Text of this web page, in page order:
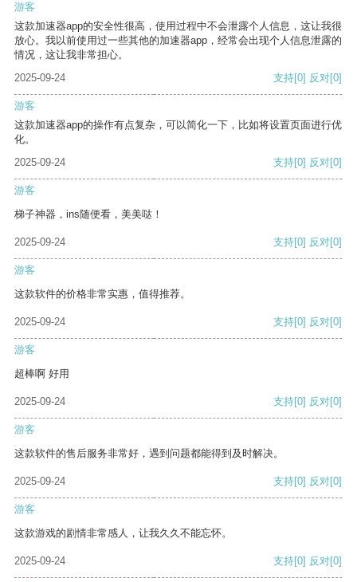
游客
这款加速器app的安全性很高，使用过程中不会泄露个人信息，这让我很
放心。我以前使用过一些其他的加速器app，经常会出现个人信息泄露的
情况，这让我非常担心。
2025-09-24
支持[0] 反对[0]
游客
这款加速器app的操作有点复杂，可以简化一下，比如将设置页面进行优
化。
2025-09-24
支持[0] 反对[0]
游客
梯子神器，ins随便看，美美哒！
2025-09-24 支持[0] 反对[0]
游客
这款软件的价格非常实惠，值得推荐。
2025-09-24 支持[0] 反对[0]
游客
超棒啊 好用
2025-09-24 支持[0] 反对[0]
游客
这款软件的售后服务非常好，遇到问题都能得到及时解决。
2025-09-24 支持[0] 反对[0]
游客
这款游戏的剧情非常感人，让我久久不能忘怀。
2025-09-24 支持[0] 反对[0]